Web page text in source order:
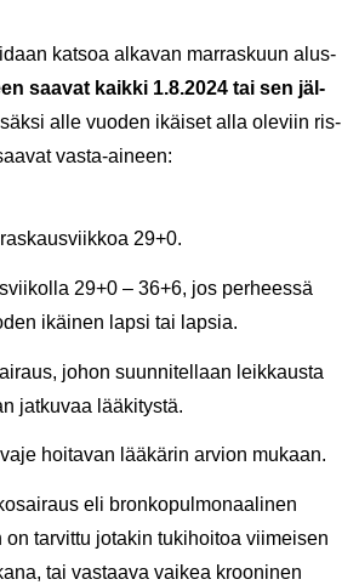
kat­soa al­ka­van mar­ras­kuun alus­
saa­vat kaik­ki 1.8.2024 tai sen jäl­
alle vuo­den ikäi­set alla ole­viin ris­
vasta-​aineen:
29+0.
29+0 – 36+6, jos per­hees­sä
ikäi­nen lapsi tai lap­sia.
johon suun­ni­tel­laan leik­kaus­ta
jat­ku­vaa lää­ki­tys­tä.
hoi­ta­van lää­kä­rin ar­vion mu­kaan.
eli bron­ko­pul­mo­naa­li­nen
tar­vit­tu jo­ta­kin tu­ki­hoi­toa vii­mei­sen
tai vas­taa­va vai­kea kroo­ni­nen